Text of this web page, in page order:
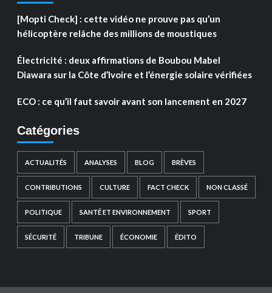
[Mopti Check] : cette vidéo ne prouve pas qu’un
hélicoptère relâche des millions de moustiques
Électricité : deux affirmations de Boubou Mabel
Diawara sur la Côte d’Ivoire et l’énergie solaire vérifiées
ECO : ce qu’il faut savoir avant son lancement en 2027
Catégories
ACTUALITÉS ANALYSES BLOG BRÈVES
CONTRIBUTIONS CULTURE FACT CHECK NON CLASSÉ
POLITIQUE SANTÉ ET ENVIRONNEMENT SPORT
SÉCURITÉ TRIBUNE ÉCONOMIE ÉDITO